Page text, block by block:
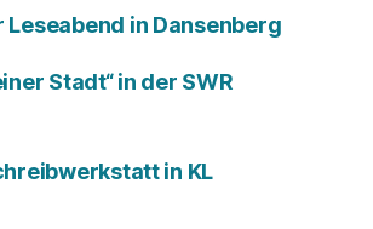
in Dansenberg
Stadt“ in der SWR
in KL